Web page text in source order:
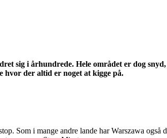
sig i århundrede. Hele området er dog
hvor der altid er noget at kigge på.
Som i mange andre lande har Warszawa